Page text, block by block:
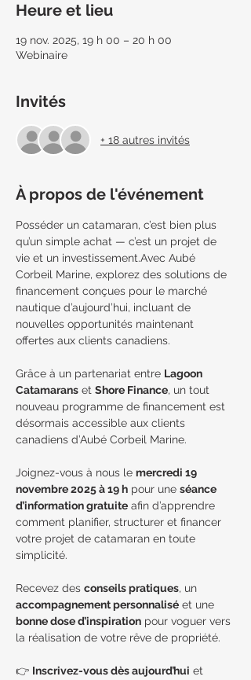
Heure et lieu
19 nov. 2025, 19 h 00 – 20 h 00
Webinaire
Invités
+ 18 autres invités
À propos de l'événement
Posséder un catamaran, c’est bien plus
qu’un simple achat — c’est un projet de
vie et un investissement.Avec Aubé
Corbeil Marine, explorez des solutions de
financement conçues pour le marché
nautique d’aujourd’hui, incluant de
nouvelles opportunités maintenant
offertes aux clients canadiens.
Grâce à un partenariat entre Lagoon
Catamarans et Shore Finance, un tout
nouveau programme de financement est
désormais accessible aux clients
canadiens d’Aubé Corbeil Marine.
Joignez-vous à nous le mercredi 19
novembre 2025 à 19 h pour une séance
d’information gratuite afin d’apprendre
comment planifier, structurer et financer
votre projet de catamaran en toute
simplicité.
Recevez des conseils pratiques, un
accompagnement personnalisé et une
bonne dose d’inspiration pour voguer vers
la réalisation de votre rêve de propriété.
👉 Inscrivez-vous dès aujourd’hui et